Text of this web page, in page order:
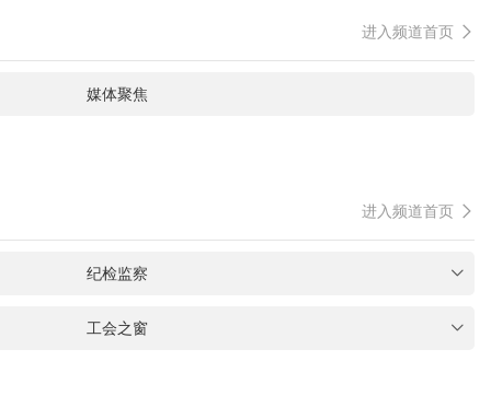
进入频道首页 
媒体聚焦
进入频道首页 
纪检监察 
工会之窗 